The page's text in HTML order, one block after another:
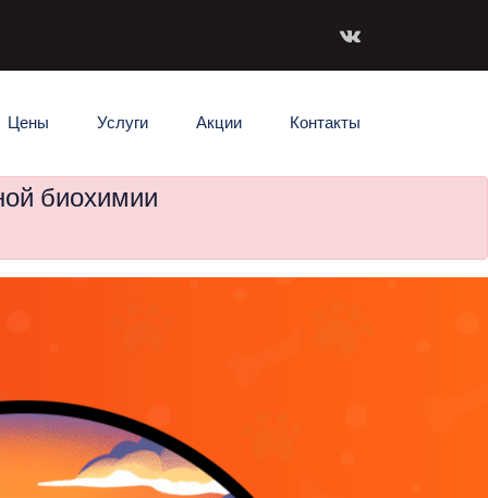
Цены Услуги Акции Контакты
биохимии